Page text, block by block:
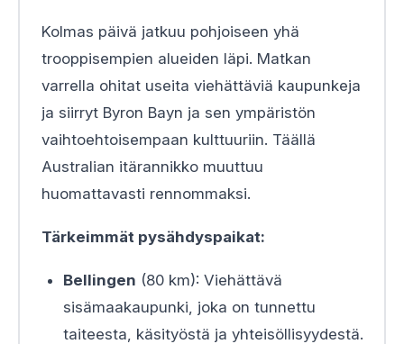
Kolmas päivä jatkuu pohjoiseen yhä
trooppisempien alueiden läpi. Matkan
varrella ohitat useita viehättäviä kaupunkeja
ja siirryt Byron Bayn ja sen ympäristön
vaihtoehtoisempaan kulttuuriin. Täällä
Australian itärannikko muuttuu
huomattavasti rennommaksi.
Tärkeimmät pysähdyspaikat:
Bellingen (80 km): Viehättävä
sisämaakaupunki, joka on tunnettu
taiteesta, käsityöstä ja yhteisöllisyydestä.